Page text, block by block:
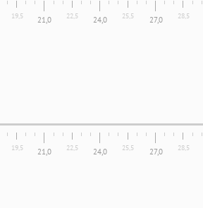
19,5 21,0 22,5 24,0 25,5 27,0 28,5
19,5 21,0 22,5 24,0 25,5 27,0 28,5